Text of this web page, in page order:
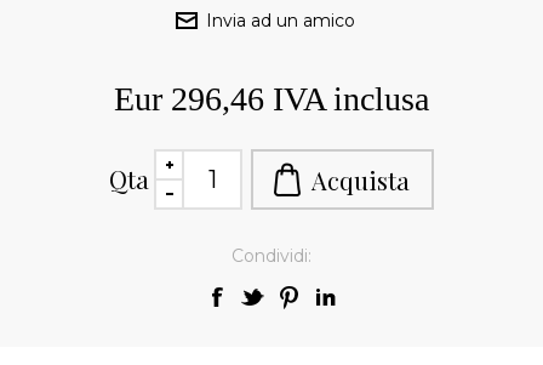
Eur 296,46 IVA inclusa
Qta
Condividi: